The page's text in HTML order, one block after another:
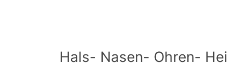
Hals- Nasen- Ohren-